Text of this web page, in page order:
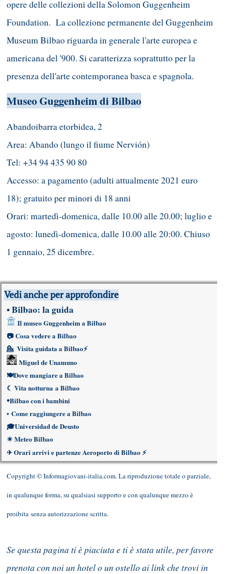
opere delle collezioni della Solomon Guggenheim
Foundation. La collezione permanente del Guggenheim
Museum Bilbao riguarda in generale l'arte europea e
americana del '900. Si caratterizza soprattutto per la
presenza dell'arte contemporanea basca e spagnola.
Museo Guggenheim di Bilbao
Abandoibarra etorbidea, 2
Area: Abando (lungo il fiume Nervión)
Tel: +34 94 435 90 80
Accesso: a pagamento (adulti attualmente 2021 euro
18); gratuito per minori di 18 anni
Orari: martedì-domenica, dalle 10.00 alle 20.00; luglio e
agosto: lunedì-domenica, dalle 10.00 alle 20:00. Chiuso
1 gennaio, 25 dicembre.
Vedi anche per approfondire
•Bilbao: la guida
Il museo Guggenheim a Bilbao
📷 Cosa vedere a Bilbao
💁 Visita guidata a Bilbao⚡
Miguel de Unamuno
🍽Dove mangiare a Bilbao
☾ Vita notturna a Bilbao
•Bilbao con i bambini
• Come raggiungere a Bilbao
🎓Universidad de Deusto
☀ Meteo Bilbao
✈Orari arrivi e partenze Aeroporto di Bilbao⚡
Copyright © Informagiovani-italia.com. La riproduzione totale o parziale,
in qualunque forma, su qualsiasi supporto e con qualunque mezzo è
proibita senza autorizzazione scritta.
Se questa pagina ti è piaciuta e ti è stata utile, per favore
prenota con noi un hotel o un ostello ai link che trovi in